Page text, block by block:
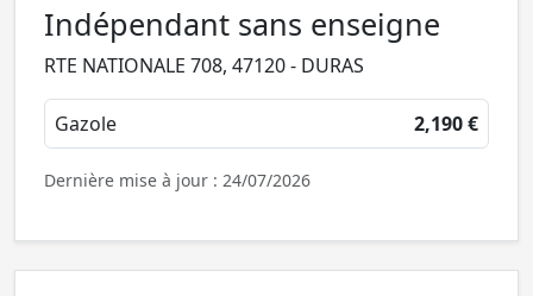
Indépendant sans enseigne
RTE NATIONALE 708, 47120 - DURAS
Gazole 2,190 €
Dernière mise à jour : 24/07/2026